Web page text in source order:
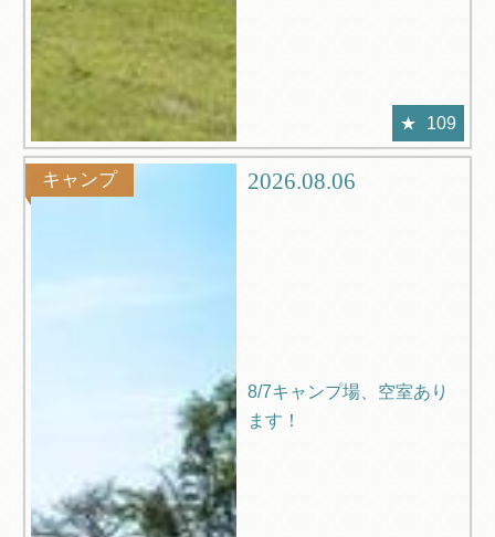
109
キャンプ 2026.08.06
8/7キャンプ場、空室あり
ます！